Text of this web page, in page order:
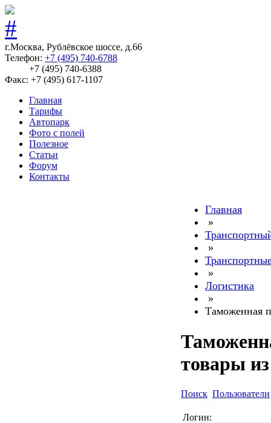
г.Москва, Рублёвское шоссе, д.66
Телефон: +7 (495) 740-6788
+7 (495) 740-6388
Факс: +7 (495) 617-1107
Главная
Тарифы
Автопарк
Фото с полей
Полезное
Статьи
Форум
Контакты
Главная
»
»
»
Логистика
»
Таможенная
товары
Поиск Пользователи
Логин: